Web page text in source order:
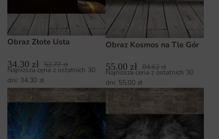
Obraz Złote Usta
34.30 zł 52.77zł
Najniższa cena z ostatnich 30
dni: 34.30 zł
Obraz Kosmos na Tle Gór
55.00 zł 84.62zł
Najniższa cena z ostatnich 30
dni: 55.00 zł